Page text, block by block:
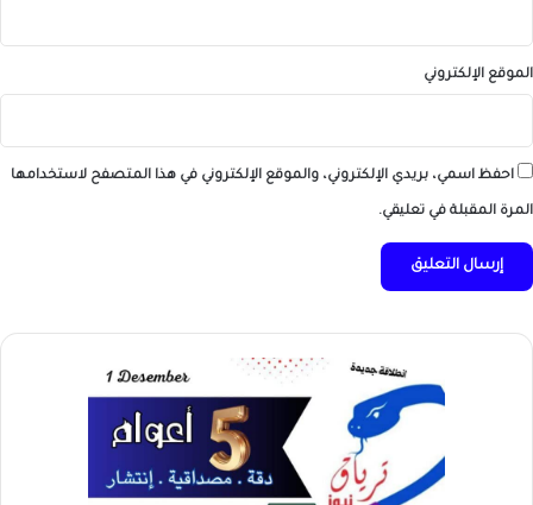
الموقع الإلكتروني
احفظ اسمي، بريدي الإلكتروني، والموقع الإلكتروني في هذا المتصفح لاستخدامها
المرة المقبلة في تعليقي.